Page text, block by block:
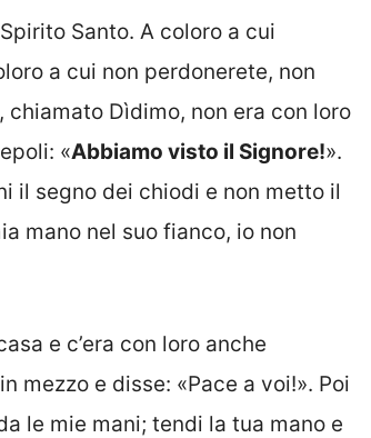
Santo. A coloro a cui
a cui non perdonerete, non
chiamato Dìdimo, non era con loro
«Abbiamo visto il Signore!».
il segno dei chiodi e non metto il
mano nel suo fianco, io non
e c’era con loro anche
mezzo e disse: «Pace a voi!». Poi
le mie mani; tendi la tua mano e